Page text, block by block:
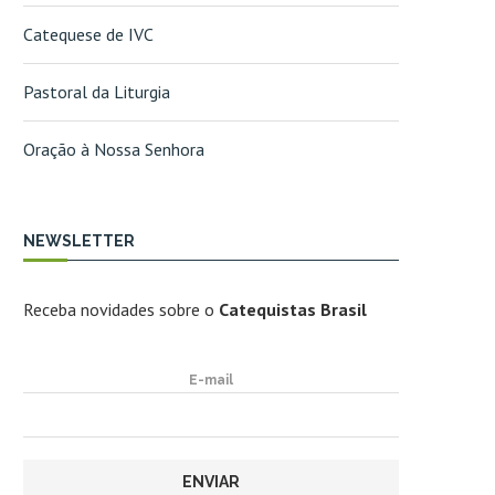
Catequese de IVC
Pastoral da Liturgia
Oração à Nossa Senhora
NEWSLETTER
Receba novidades sobre o Catequistas Brasil
E-mail